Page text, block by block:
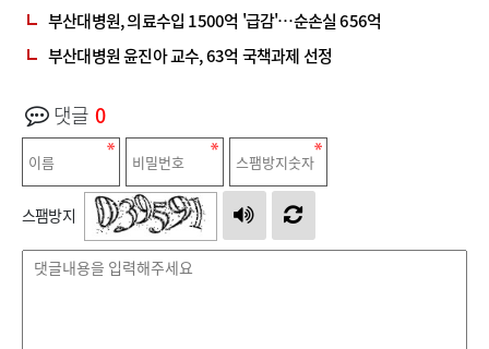
부산대병원, 의료수입 1500억 '급감'…순손실 656억
부산대병원 윤진아 교수, 63억 국책과제 선정
댓글 0
스팸방지